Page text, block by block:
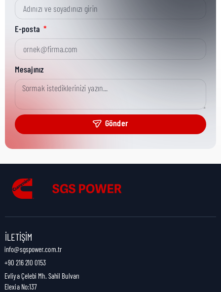
Kısa Parça No:
Ürün Grubu:
Ürün Kategorisi:
Nakliye Yüksekliği:
Nakliye Uzunluğu:
Nakliye Ağırlığı:
E-posta
Mesajınız
Gönder
İLETIŞIM
info@sgspower.com.tr
+90 216 210 0153
Evliya Çelebi Mh. Sahil Bulvarı
Elexia No:137